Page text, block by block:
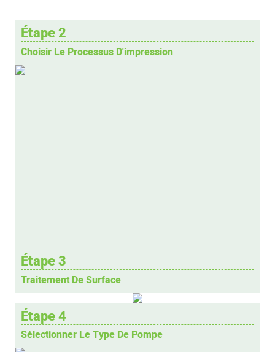
Étape 2
Choisir Le Processus D'impression
Étape 3
Traitement De Surface
Étape 4
Sélectionner Le Type De Pompe